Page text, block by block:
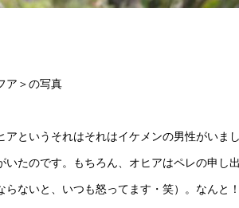
ア＞の写真
アというそれはそれはイケメンの男性がいま
いたのです。もちろん、オヒアはペレの申し
らないと、いつも怒ってます・笑）。なんと